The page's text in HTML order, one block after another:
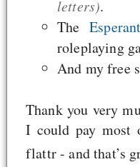
letters).
The
roleplaying
And my free
Thank you very
I could pay most
flattr - and that’s